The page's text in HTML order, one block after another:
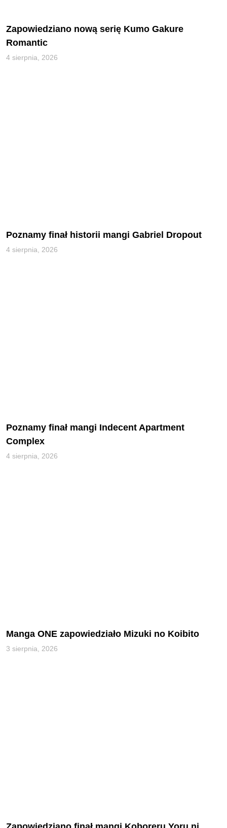
Zapowiedziano nową serię Kumo Gakure
Romantic
4 sierpnia, 2026
Poznamy finał historii mangi Gabriel Dropout
4 sierpnia, 2026
Poznamy finał mangi Indecent Apartment
Complex
4 sierpnia, 2026
Manga ONE zapowiedziało Mizuki no Koibito
3 sierpnia, 2026